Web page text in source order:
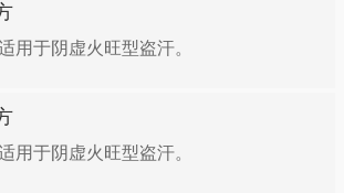
用于阴虚火旺型盗汗。
用于阴虚火旺型盗汗。